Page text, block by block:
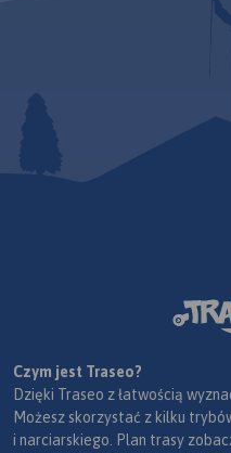
Czym jest Traseo?
Dzięki Traseo z łatwością
Możesz skorzystać z kilku
i narciarskiego. Plan trasy